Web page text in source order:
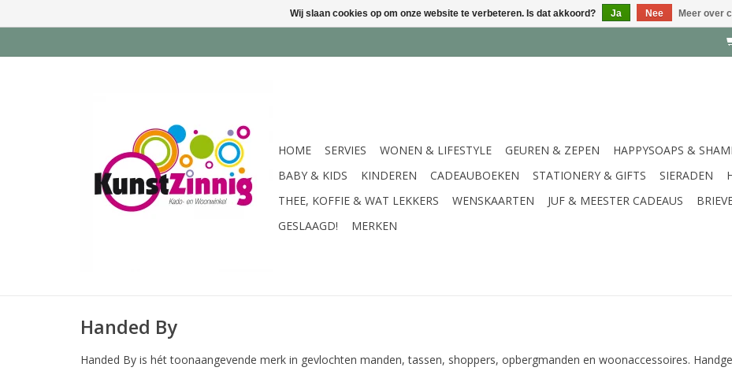
HOME SERVIES WONEN & LIFESTYLE GEUREN & ZEPEN HAPPYSOAPS &
BABY & KIDS
KINDEREN CADEAUBOEKEN STATIONERY & GIFTS SIERADEN
THEE, KOFFIE & WAT LEKKERS
WENSKAARTEN JUF & MEESTER CADEAUS
GESLAAGD!
MERKEN
Handed By
Handed By is hét toonaangevende merk in gevlochten manden, tassen, shoppers, opbergmanden en woonaccessoires.
Wij slaan cookies op om onze website te verbeteren. Is dat akkoord? Ja Nee Meer over